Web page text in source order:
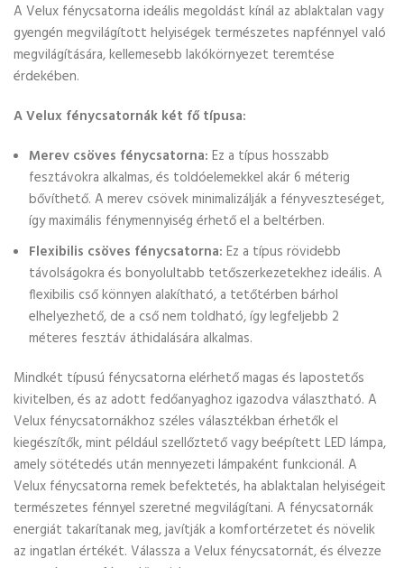
A Velux fénycsatorna ideális megoldást kínál az ablaktalan vagy
gyengén megvilágított helyiségek természetes napfénnyel való
megvilágítására, kellemesebb lakókörnyezet teremtése
érdekében.
A Velux fénycsatornák két fő típusa:
Merev csöves fénycsatorna: Ez a típus hosszabb
fesztávokra alkalmas, és toldóelemekkel akár 6 méterig
bővíthető. A merev csövek minimalizálják a fényveszteséget,
így maximális fénymennyiség érhető el a beltérben.
Flexibilis csöves fénycsatorna: Ez a típus rövidebb
távolságokra és bonyolultabb tetőszerkezetekhez ideális. A
flexibilis cső könnyen alakítható, a tetőtérben bárhol
elhelyezhető, de a cső nem toldható, így legfeljebb 2
méteres fesztáv áthidalására alkalmas.
Mindkét típusú fénycsatorna elérhető magas és lapostetős
kivitelben, és az adott fedőanyaghoz igazodva választható. A
Velux fénycsatornákhoz széles választékban érhetők el
kiegészítők, mint például szellőztető vagy beépített LED lámpa,
amely sötétedés után mennyezeti lámpaként funkcionál. A
Velux fénycsatorna remek befektetés, ha ablaktalan helyiségeit
természetes fénnyel szeretné megvilágítani. A fénycsatornák
energiát takarítanak meg, javítják a komfortérzetet és növelik
az ingatlan értékét. Válassza a Velux fénycsatornát, és élvezze